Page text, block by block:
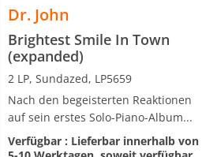
Dr. John
Brightest Smile In Town
(expanded)
2 LP, Sundazed, LP5659
Nach den begeisterten Reaktionen
auf sein erstes Solo-Piano-Album...
Verfügbar : Lieferbar innerhalb von